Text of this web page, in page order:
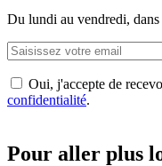
Du lundi au vendredi,
Oui, j'accepte de
confidentialité.
Pour aller plus